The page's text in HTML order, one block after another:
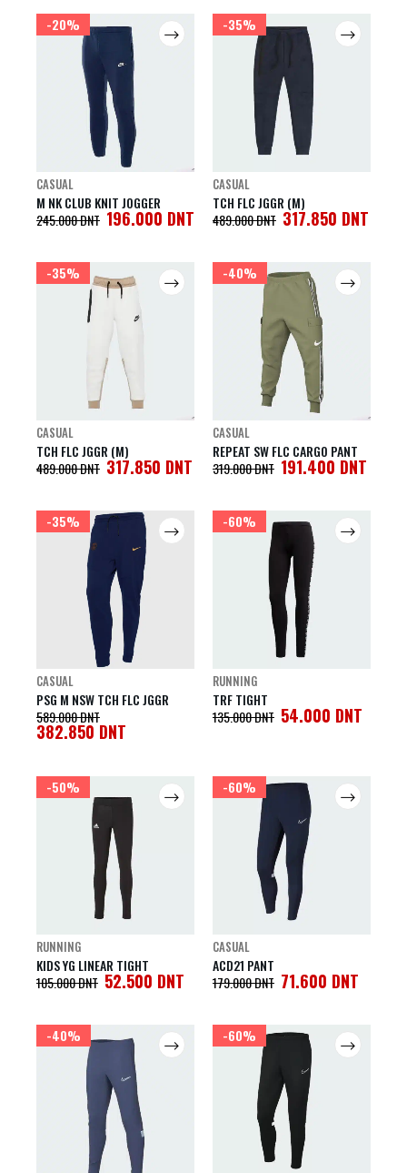
-20%
CASUAL
M NK CLUB KNIT JOGGER
245.000DNT 196.000 DNT
-35%
CASUAL
TCH FLC JGGR (M)
489.000DNT 317.850 DNT
-35%
CASUAL
TCH FLC JGGR (M)
489.000DNT 317.850 DNT
-40%
CASUAL
REPEAT SW FLC CARGO PANT
319.000DNT 191.400 DNT
-35%
CASUAL
PSG M NSW TCH FLC JGGR
589.000DNT
382.850 DNT
-60%
RUNNING
TRF TIGHT
135.000DNT 54.000 DNT
-50%
RUNNING
KIDS YG LINEAR TIGHT
105.000DNT 52.500 DNT
-60%
CASUAL
ACD21 PANT
179.000DNT 71.600 DNT
-40% -60%